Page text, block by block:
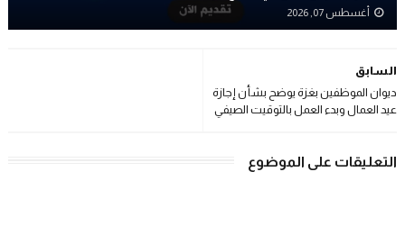
أغسطس 07, 2026
السابق
ديوان الموظفين بغزة يوضح بشأن إجازة
عيد العمال وبدء العمل بالتوقيت الصيفي
التعليقات على الموضوع